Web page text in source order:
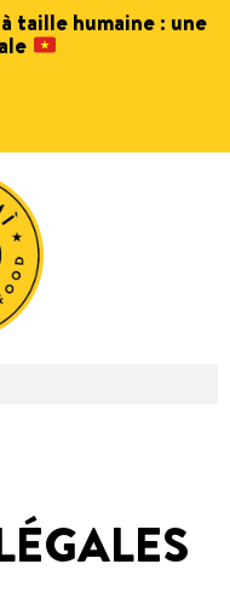
taille humaine : une